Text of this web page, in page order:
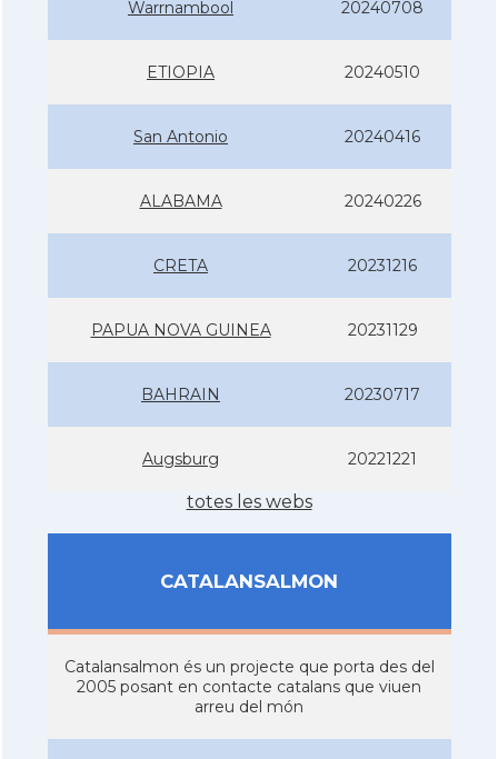
Warrnambool 20240708
ETIOPIA 20240510
San Antonio 20240416
ALABAMA 20240226
CRETA 20231216
PAPUA NOVA GUINEA 20231129
BAHRAIN 20230717
Augsburg 20221221
totes les webs
CATALANSALMON
Catalansalmon és un projecte que porta des del
2005 posant en contacte catalans que viuen
arreu del món